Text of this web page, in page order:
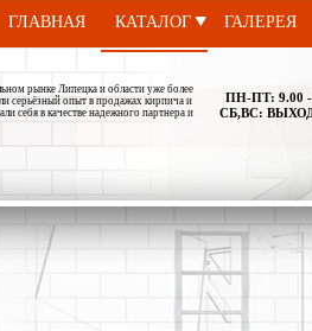
ГЛАВНАЯ КАТАЛОГ ГАЛЕРЕЯ
рынке Липецка и области уже более
серьёзный опыт в продажах кирпича и
себя в качестве надежного партнера и
ПН-ПТ: 9.00 -
СБ,ВC: